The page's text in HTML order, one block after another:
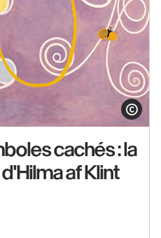
Afficher le
cachés : la
af Klint